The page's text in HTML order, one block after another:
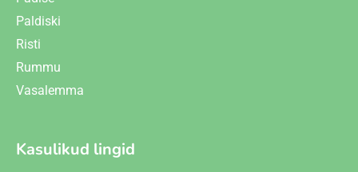
Paldiski
Risti
Rummu
Vasalemma
Kasulikud lingid